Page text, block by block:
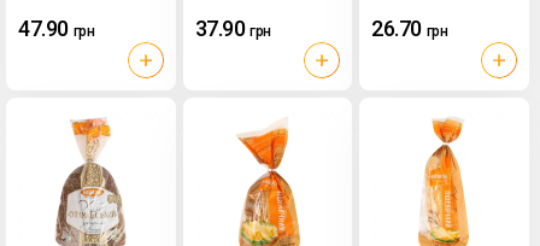
47.90 грн 37.90 грн 26.70 грн